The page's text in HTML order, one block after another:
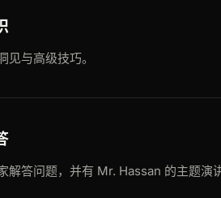
见与高级技巧。
解答问题，并有 Mr. Hassan 的主题演讲